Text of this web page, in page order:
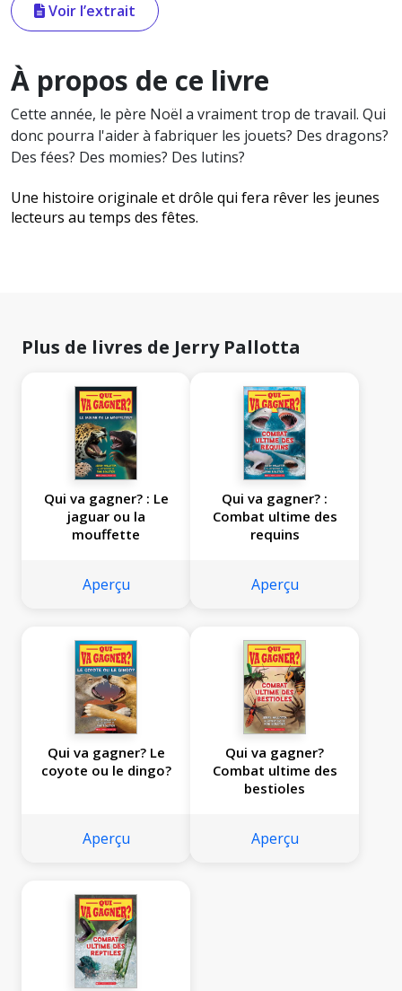
Voir l’extrait
À propos de ce livre
Cette année, le père Noël a vraiment trop de travail. Qui
donc pourra l'aider à fabriquer les jouets? Des dragons?
Des fées? Des momies? Des lutins?
Une histoire originale et drôle qui fera rêver les jeunes
lecteurs au temps des fêtes.
Plus de livres de Jerry Pallotta
Qui va gagner? : Le
jaguar ou la
mouffette
Aperçu
Qui va gagner? :
Combat ultime des
requins
Aperçu
Qui va gagner? Le
coyote ou le dingo?
Aperçu
Qui va gagner?
Combat ultime des
bestioles
Aperçu